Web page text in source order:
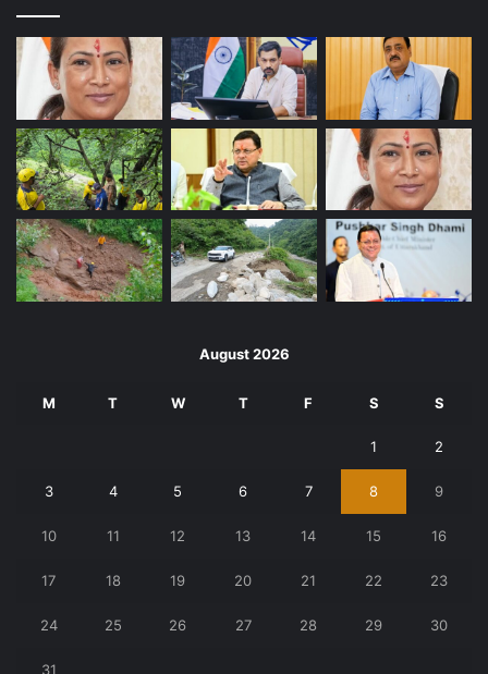
August 2026
M T W T F S S
1 2
3 4 5 6 7 8 9
10 11 12 13 14 15 16
17 18 19 20 21 22 23
24 25 26 27 28 29 30
31